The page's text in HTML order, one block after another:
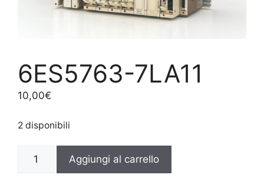
6ES5763-7LA11
10,00€
2 disponibili
6ES5763-
Aggiungi al carrello